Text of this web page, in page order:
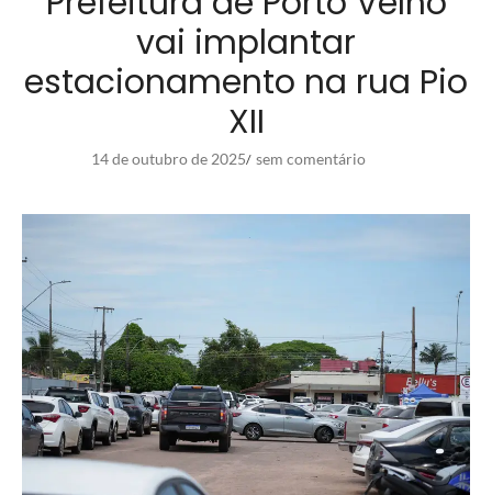
vai implantar
estacionamento na rua Pio
XII
14 de outubro de 2025/ sem comentário